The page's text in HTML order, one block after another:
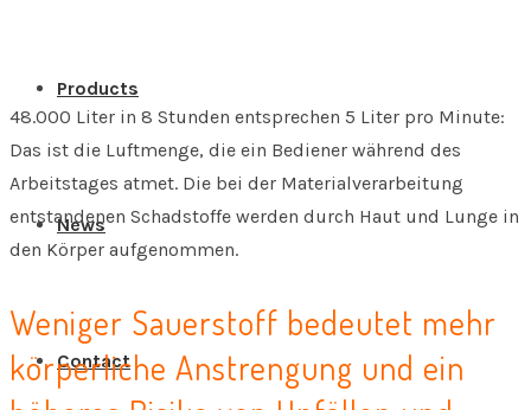
Products
News
Contact
48.000 Liter in 8 Stunden entsprechen 5 Liter pro Minute:
Das ist die Luftmenge, die ein Bediener während des
Arbeitstages atmet. Die bei der Materialverarbeitung
entstandenen Schadstoffe werden durch Haut und Lunge in
den Körper aufgenommen.
Weniger Sauerstoff bedeutet mehr
körperliche Anstrengung und ein